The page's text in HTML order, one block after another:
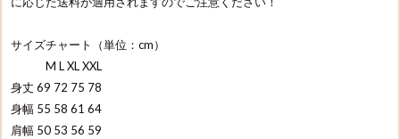
サイズチャート（単位：cm）
M L XL XXL
身丈 69 72 75 78
身幅 55 58 61 64
肩幅 50 53 56 59